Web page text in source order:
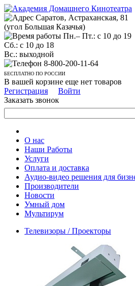
Саратов, Астраханская, 81
(угол Большая Казачья)
Пн.– Пт.: с 10 до 19
Сб.: с 10 до 18
Вс.: выходной
8-800-200-11-64
БЕСПЛАТНО ПО РОССИИ
В вашей корзине еще нет товаров
Регистрация
Войти
Заказать звонок
О нас
Наши Работы
Услуги
Оплата и доставка
Аудио-видео решения для
Производители
Новости
Умный дом
Мультирум
Телевизоры / Проекторы